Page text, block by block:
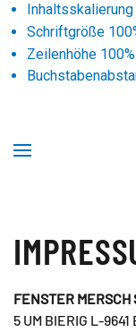
Inhaltsskalierung
Schriftgröße 100
Zeilenhöhe 100%
FENSTER MERSCH
5 UM BIERIG L-